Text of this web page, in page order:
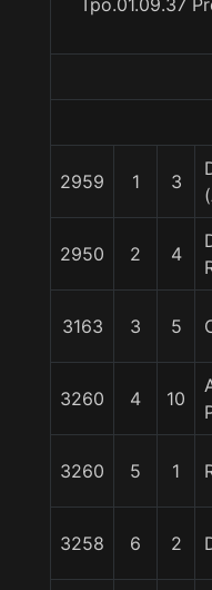
Tpo.01.09.37
2959 1 3
2950 2 4
3163 3 5
3260 4 10
3260 5 1
3258 6 2